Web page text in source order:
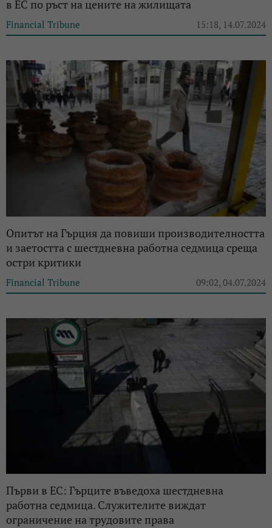
в ЕС по ръст на цените на жилищата
Financial Tribune 15:18, 14.07.2024
Опитът на Гърция да повиши производителността
и заетостта с шестдневна работна седмица среща
остри критики
Financial Tribune 09:02, 04.07.2024
Първи в ЕС: Гърците въведоха шестдневна
работна седмица. Служителите виждат
ограничение на трудовите права